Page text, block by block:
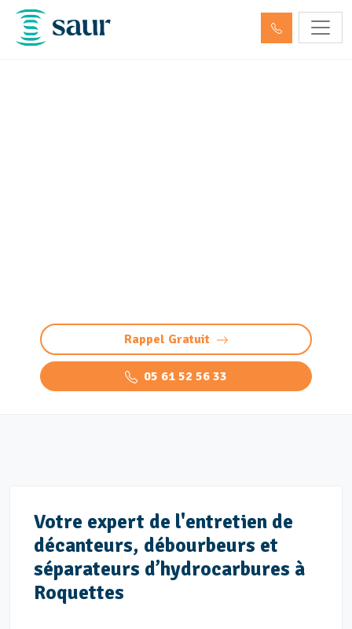
Rappel Gratuit
05 61 52 56 33
Votre expert de l'entretien de
décanteurs, débourbeurs et
séparateurs d’hydrocarbures à
Roquettes